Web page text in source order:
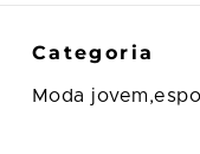
Categoria
Moda